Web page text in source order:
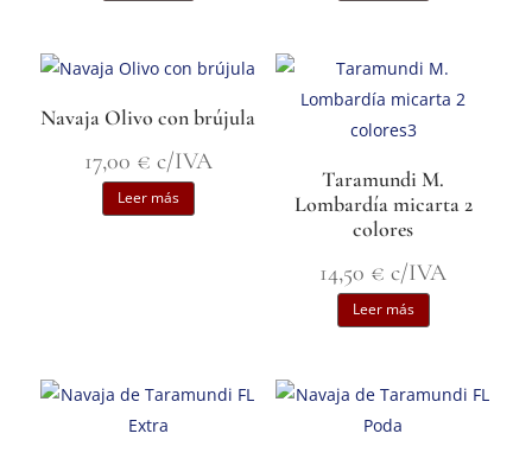
Navaja Olivo con brújula
17,00 € c/IVA
Leer más
Taramundi M.
Lombardía micarta 2
colores
14,50 € c/IVA
Leer más